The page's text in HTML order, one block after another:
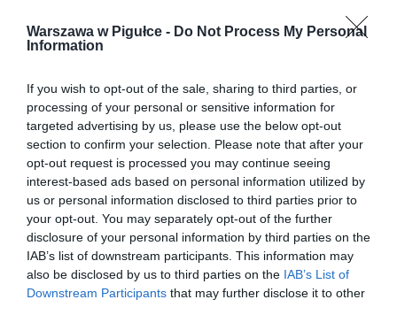
Warszawa w Pigułce - Do Not Process My Personal
Information
If you wish to opt-out of the sale, sharing to third parties, or
processing of your personal or sensitive information for
targeted advertising by us, please use the below opt-out
section to confirm your selection. Please note that after your
opt-out request is processed you may continue seeing
interest-based ads based on personal information utilized by
us or personal information disclosed to third parties prior to
your opt-out. You may separately opt-out of the further
disclosure of your personal information by third parties on the
IAB’s list of downstream participants. This information may
also be disclosed by us to third parties on the IAB’s List of
Downstream Participants that may further disclose it to other